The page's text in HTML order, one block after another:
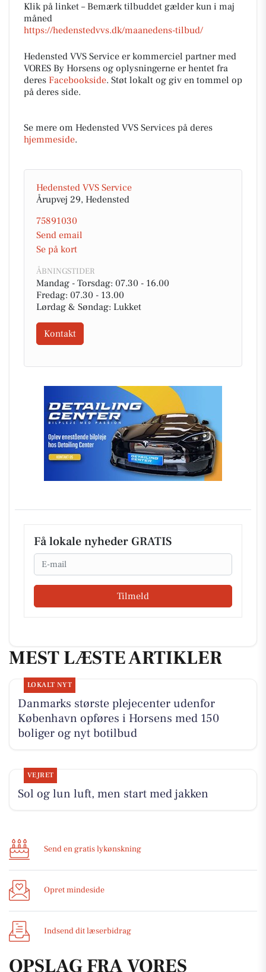
Klik på linket – Bemærk tilbuddet gælder kun i maj
måned
https://hedenstedvvs.dk/maanedens-tilbud/
Hedensted VVS Service er kommerciel partner med
VORES By Horsens og oplysningerne er hentet fra
deres Facebookside. Støt lokalt og giv en tommel op
på deres side.
Se mere om Hedensted VVS Services på deres
hjemmeside.
Hedensted VVS Service
Årupvej 29, Hedensted
75891030
Send email
Se på kort
ÅBNINGSTIDER
Mandag - Torsdag: 07.30 - 16.00
Fredag: 07.30 - 13.00
Lørdag & Søndag: Lukket
Kontakt
Få lokale nyheder GRATIS
Email
Tilmeld
MEST LÆSTE ARTIKLER
LOKALT NYT
Danmarks største plejecenter udenfor
København opføres i Horsens med 150
boliger og nyt botilbud
VEJRET
Sol og lun luft, men start med jakken
Send en gratis lykønskning
Opret mindeside
Indsend dit læserbidrag
OPSLAG FRA VORES